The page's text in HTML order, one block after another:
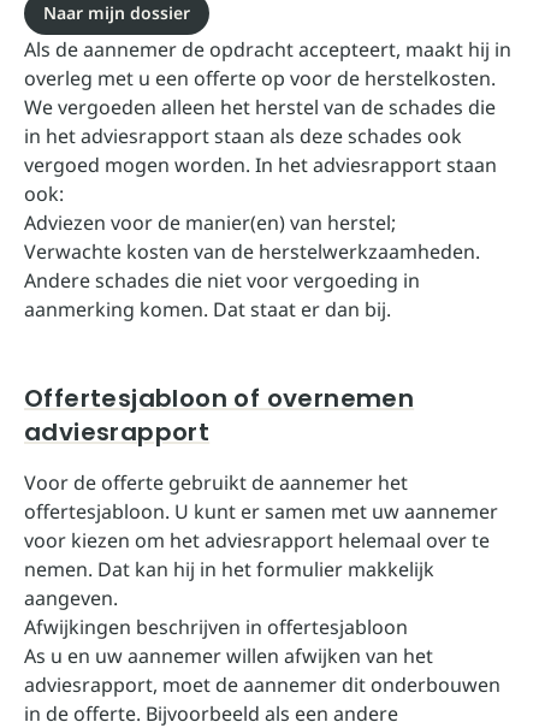
Naar mijn dossier
Als de aannemer de opdracht accepteert, maakt hij in
overleg met u een offerte op voor de herstelkosten.
We vergoeden alleen het herstel van de schades die
in het adviesrapport staan als deze schades ook
vergoed mogen worden. In het adviesrapport staan
ook:
Adviezen voor de manier(en) van herstel;
Verwachte kosten van de herstelwerkzaamheden.
Andere schades die niet voor vergoeding in
aanmerking komen. Dat staat er dan bij.
Offertesjabloon of overnemen
adviesrapport
Voor de offerte gebruikt de aannemer het
offertesjabloon. U kunt er samen met uw aannemer
voor kiezen om het adviesrapport helemaal over te
nemen. Dat kan hij in het formulier makkelijk
aangeven.
Afwijkingen beschrijven in offertesjabloon
As u en uw aannemer willen afwijken van het
adviesrapport, moet de aannemer dit onderbouwen
in de offerte. Bijvoorbeeld als een andere